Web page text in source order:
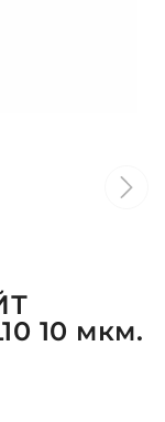
10 мкм.